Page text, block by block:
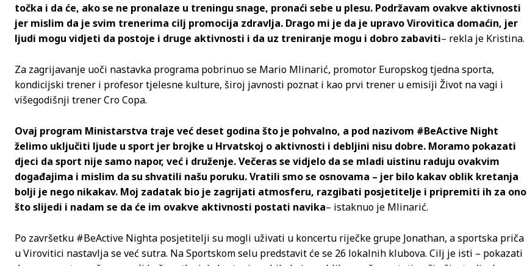
točka i da će, ako se ne pronalaze u treningu snage, pronaći sebe u plesu. Podržavam ovakve aktivnosti
jer mislim da je svim trenerima cilj promocija zdravlja. Drago mi je da je upravo Virovitica domaćin, jer
ljudi mogu vidjeti da postoje i druge aktivnosti i da uz treniranje mogu i dobro zabaviti– rekla je Kristina.
Za zagrijavanje uoči nastavka programa pobrinuo se Mario Mlinarić, promotor Europskog tjedna sporta,
kondicijski trener i profesor tjelesne kulture, široj javnosti poznat i kao prvi trener u emisiji Život na vagi i
višegodišnji trener Cro Copa.
Ovaj program Ministarstva traje već deset godina što je pohvalno, a pod nazivom #BeActive Night
želimo uključiti ljude u sport jer brojke u Hrvatskoj o aktivnosti i debljini nisu dobre. Moramo pokazati
djeci da sport nije samo napor, već i druženje. Večeras se vidjelo da se mladi uistinu raduju ovakvim
događajima i mislim da su shvatili našu poruku. Vratili smo se osnovama – jer bilo kakav oblik kretanja
bolji je nego nikakav. Moj zadatak bio je zagrijati atmosferu, razgibati posjetitelje i pripremiti ih za ono
što slijedi i nadam se da će im ovakve aktivnosti postati navika– istaknuo je Mlinarić.
Po završetku #BeActive Nighta posjetitelji su mogli uživati u koncertu riječke grupe Jonathan, a sportska priča
u Virovitici nastavlja se već sutra. Na Sportskom selu predstavit će se 26 lokalnih klubova. Cilj je isti – pokazati